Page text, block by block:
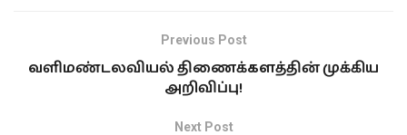
Previous Post
வளிமண்டலவியல் திணைக்களத்தின் முக்கிய
அறிவிப்பு!
Next Post